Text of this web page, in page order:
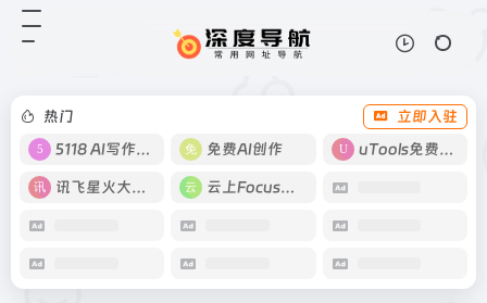
热门
立即入驻
5118 AI写作工具
免费AI创作 uTools免费工具箱
讯飞星火大模型 云上Focus接码